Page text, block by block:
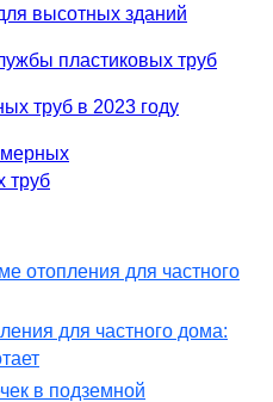
высотных зданий
пластиковых труб
труб в 2023 году
труб
отопления для частного
для частного дома:
в подземной